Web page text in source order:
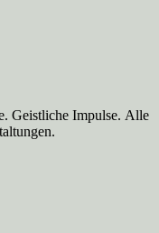
Geistliche Impulse. Alle